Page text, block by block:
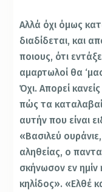
Αλλά όχι όμως
διαδίδεται, και
ποιους, ότι
αμαρτωλοί θα
Όχι. Απορεί
πώς τα
αυτήν που είναι
«Βασιλεύ
αληθείας, ο
σκήνωσον εν
κηλίδος». «Ελθέ